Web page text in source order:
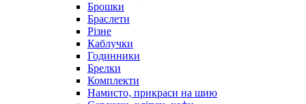
Брошки
Браслети
Різне
Каблучки
Годинники
Брелки
Комплекти
Намисто, прикраси на шию